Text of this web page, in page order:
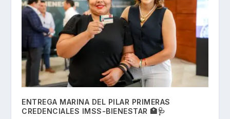
ENTREGA MARINA DEL PILAR PRIMERAS
CREDENCIALES IMSS-BIENESTAR 🏥🩺